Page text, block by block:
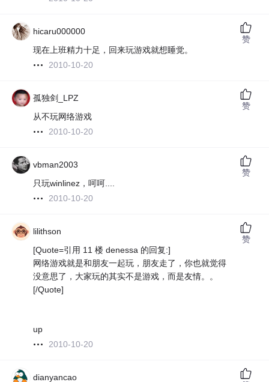
hicaru000000
现在上班精力十足，回来玩游戏就想睡觉。
2010-10-20
赞
孤独剑_LPZ
从不玩网络游戏
2010-10-20
赞
vbman2003
只玩winlinez，呵呵....
2010-10-20
赞
lilithson
[Quote=引用 11 楼 denessa 的回复:]
网络游戏就是和朋友一起玩，朋友走了，你也就觉得
没意思了，大家玩的其实不是游戏，而是友情。。
[/Quote]
up
2010-10-20
赞
dianyancao